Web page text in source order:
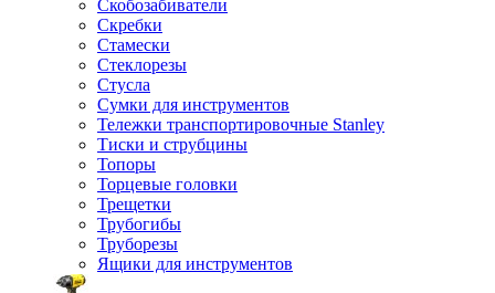
Скобозабиватели
Скребки
Стамески
Стеклорезы
Стусла
Сумки для инструментов
Тележки транспортировочные Stanley
Тиски и струбцины
Топоры
Торцевые головки
Трещетки
Трубогибы
Труборезы
Ящики для инструментов